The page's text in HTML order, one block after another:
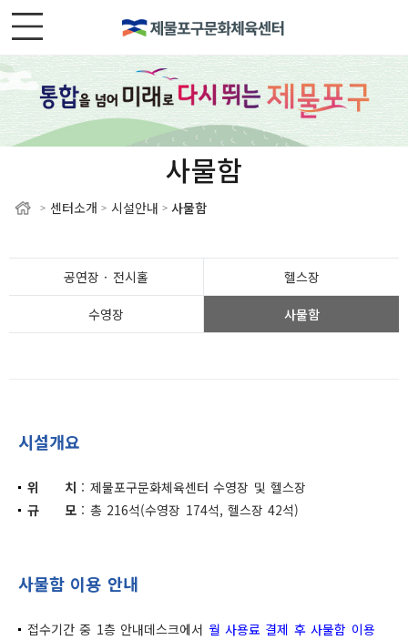
사물함
> 센터소개 > 시설안내 > 사물함
공연장 · 전시홀 헬스장
수영장 사물함
시설개요
위 치 : 제물포구문화체육센터 수영장 및 헬스장
규 모 : 총 216석(수영장 174석, 헬스장 42석)
사물함 이용 안내
접수기간 중 1층 안내데스크에서 월 사용료 결제 후 사물함 이용